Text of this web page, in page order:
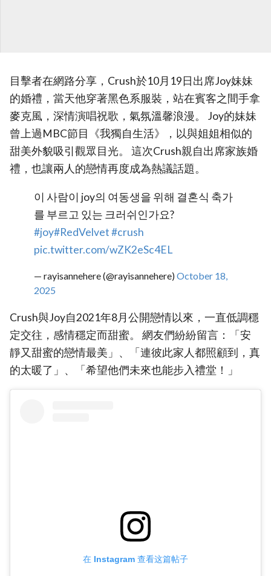
目擊者在網路分享，Crush於10月19日出席Joy妹妹
的婚禮，當天他穿著黑色系服裝，站在賓客之間手拿
麥克風，深情演唱祝歌，氣氛溫馨浪漫。 Joy的妹妹
曾上過MBC節目《我獨自生活》，以與姐姐相似的
甜美外貌吸引觀眾目光。 這次Crush親自出席家族婚
禮，也讓兩人的戀情再度成為熱議話題。
이 사람이 joy의 여동생을 위해 결혼식 축가
를 부르고 있는 크러쉬인가요?
#joy#RedVelvet#crush
pic.twitter.com/wZK2eSc4EL
— rayisannehere (@rayisannehere)October 18,
2025
Crush與Joy自2021年8月公開戀情以來，一直低調穩
定交往，感情穩定而甜蜜。 網友們紛紛留言：「安
靜又甜蜜的戀情最美」、「連彼此家人都照顧到，真
的太暖了」、「希望他們未來也能步入禮堂！」
在 Instagram 查看这篇帖子